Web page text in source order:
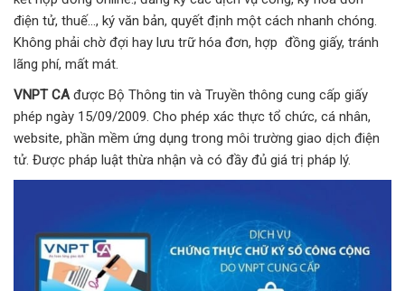
điện tử, thuế…, ký văn bản, quyết định một cách nhanh chóng.
Không phải chờ đợi hay lưu trữ hóa đơn, hợp đồng giấy, tránh
lãng phí, mất mát.
VNPT CA được Bộ Thông tin và Truyền thông cung cấp giấy
phép ngày 15/09/2009. Cho phép xác thực tổ chức, cá nhân,
website, phần mềm ứng dụng trong môi trường giao dịch điện
tử. Được pháp luật thừa nhận và có đầy đủ giá trị pháp lý.